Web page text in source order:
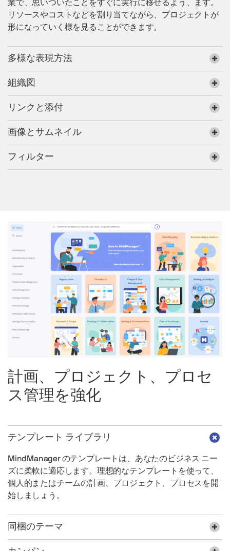
業で、思いついたことをすぐに実行に移せるよう、ます。
リソースやコストなどを割り当てながら、プロジェクトが
形になっていく様を見ることができます。
多様な表現方法
組織図
リンクと添付
画像とサムネイル
フィルター
計画、プロジェクト、プロセ
ス管理を強化
テンプレート ライブラリ
MindManager のテンプレートは、あなたのビジネス ニー
ズに柔軟に適応します。理想的なテンプレートを使って、
個人的またはチームの計画、プロジェクト、プロセスを開
始しましょう。
同梱のテーマ